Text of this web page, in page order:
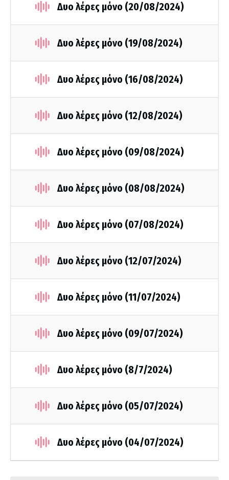
Δυο λέρες μόνο (20/08/2024)
Δυο λέρες μόνο (19/08/2024)
Δυο λέρες μόνο (16/08/2024)
Δυο λέρες μόνο (12/08/2024)
Δυο λέρες μόνο (09/08/2024)
Δυο λέρες μόνο (08/08/2024)
Δυο λέρες μόνο (07/08/2024)
Δυο λέρες μόνο (12/07/2024)
Δυο λέρες μόνο (11/07/2024)
Δυο λέρες μόνο (09/07/2024)
Δυο λέρες μόνο (8/7/2024)
Δυο λέρες μόνο (05/07/2024)
Δυο λέρες μόνο (04/07/2024)